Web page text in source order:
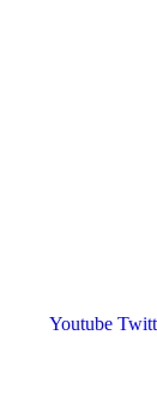
Youtube